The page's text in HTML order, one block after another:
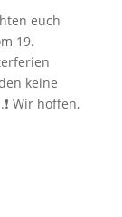
euch
19.
keine
Wir hoffen,